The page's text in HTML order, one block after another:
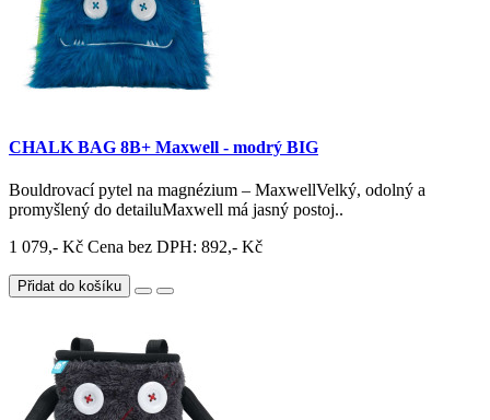
CHALK BAG 8B+ Maxwell - modrý BIG
Bouldrovací pytel na magnézium – MaxwellVelký, odolný a
promyšlený do detailuMaxwell má jasný postoj..
1 079,- Kč Cena bez DPH: 892,- Kč
Přidat do košíku